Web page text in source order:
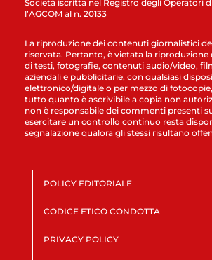
Società iscritta nel Registro degli Operatori
l’AGCOM al n. 20133
La riproduzione dei contenuti giornalistici
riservata. Pertanto, è vietata la riproduzione
di testi, fotografie, contenuti audio/video,
aziendali e pubblicitarie, con qualsiasi
elettronico/digitale o per mezzo di
tutto quanto è ascrivibile a copia non
non è responsabile dei commenti presenti
esercitare un controllo continuo resta
segnalazione qualora gli stessi risultano
POLICY EDITORIALE
CODICE ETICO CONDOTTA
PRIVACY POLICY